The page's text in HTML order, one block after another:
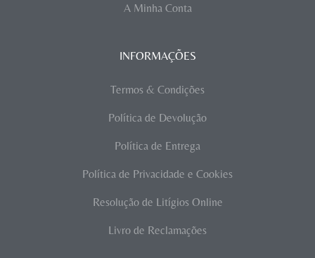
A Minha Conta
INFORMAÇÕES
Termos & Condições
Política de Devolução
Política de Entrega
Política de Privacidade e Cookies
Resolução de Litígios Online
Livro de Reclamações